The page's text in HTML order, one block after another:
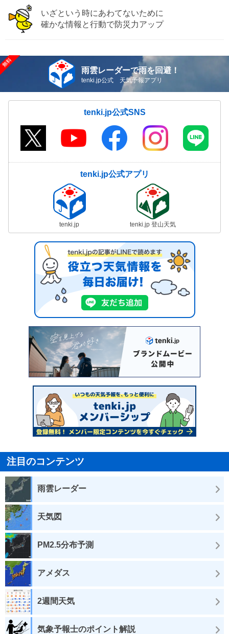
いざという時にあわてないために
確かな情報と行動で防災力アップ
雨雲レーダーで雨を回避！
tenki.jp公式 天気予報アプリ
tenki.jp公式SNS
tenki.jp公式アプリ
tenki.jp tenki.jp 登山天気
注目のコンテンツ
雨雲レーダー
天気図
PM2.5分布予測
アメダス
2週間天気
気象予報士のポイント解説